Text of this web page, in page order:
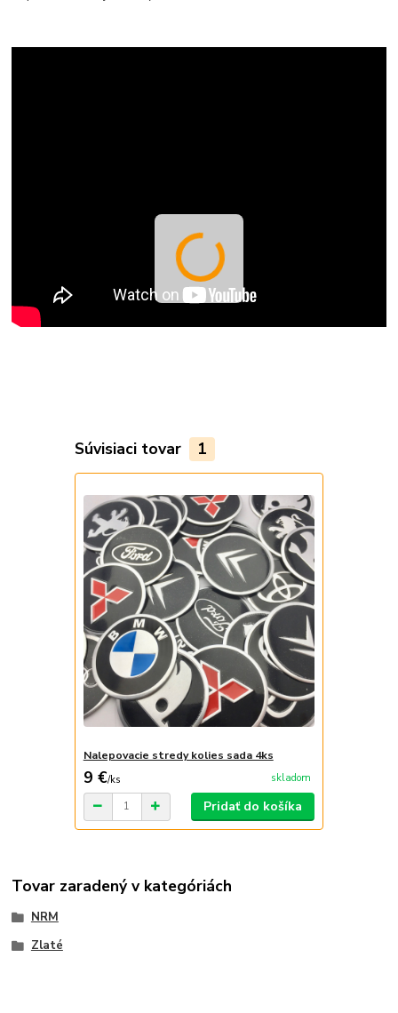
Súvisiaci tovar 1
Nalepovacie stredy kolies sada 4ks
9 €/ks skladom
Pridať do košíka
Tovar zaradený v kategóriách
NRM
Zlaté